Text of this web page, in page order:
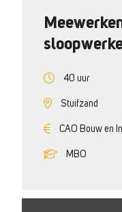
40 uur
Stuifzand
CAO Bouw en
MBO